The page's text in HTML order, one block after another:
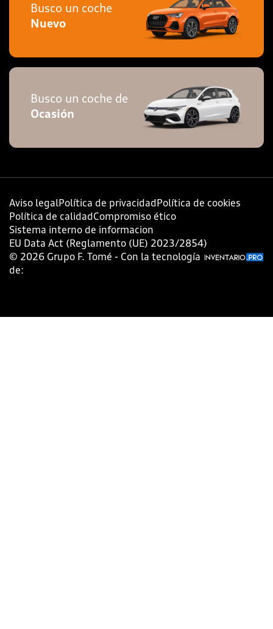
Busco un coche
Nuevo
Busco un coche de
Ocasión
Aviso legalPolítica de privacidad Política de cookies
Política de calidad Compromiso ético
Sistema interno de informacion
EU Data Act (Reglamento (UE) 2023/2854)
© 2026 Grupo F. Tomé - Con la tecnología
de: